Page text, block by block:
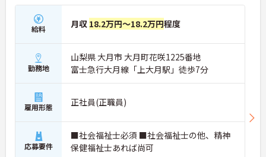
給料 月収 18.2万円～18.2万円程度
勤務地
山梨県 大月市 大月町花咲1225番地
富士急行大月線「上大月駅」徒歩7分
雇用形態 正社員(正職員)
応募要件
■社会福祉士必須 ■社会福祉士の他、精神
保健福祉士あれば尚可